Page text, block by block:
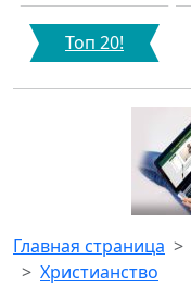
Топ 20!
Главная страница
Христианство